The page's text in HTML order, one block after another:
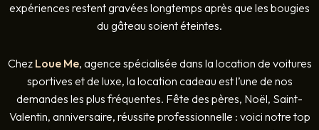
expériences restent gravées longtemps après que les bougies
du gâteau soient éteintes.
Chez Loue Me, agence spécialisée dans la location de voitures
sportives et de luxe, la location cadeau est l’une de nos
demandes les plus fréquentes. Fête des pères, Noël, Saint-
Valentin, anniversaire, réussite professionnelle : voici notre top